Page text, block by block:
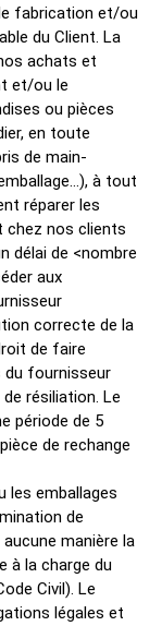
fabrication et/ou
du Client. La
achats et
et/ou le
ou pièces
en toute
de main-
à tout
réparer les
chez nos clients
délai de <nombre
aux
correcte de la
de faire
du fournisseur
résiliation. Le
période de 5
de rechange
les emballages
de
manière la
à la charge du
Civil). Le
légales et